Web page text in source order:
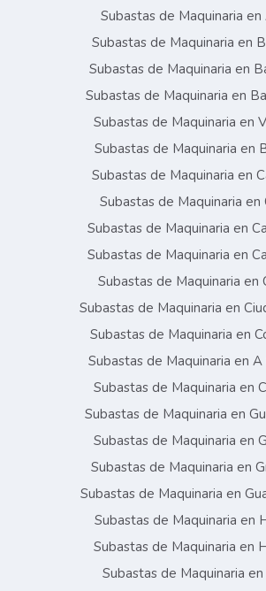
Subastas de Maquinaria en
Subastas de Maquinaria en
Subastas de Maquinaria en
Subastas de Maquinaria en
Subastas de Maquinaria en
Subastas de Maquinaria en
Subastas de Maquinaria en
Subastas de Maquinaria en
Subastas de Maquinaria en
Subastas de Maquinaria en
Subastas de Maquinaria en
Subastas de Maquinaria en
Subastas de Maquinaria en
Subastas de Maquinaria en A
Subastas de Maquinaria en
Subastas de Maquinaria en
Subastas de Maquinaria en
Subastas de Maquinaria en
Subastas de Maquinaria en
Subastas de Maquinaria en
Subastas de Maquinaria en
Subastas de Maquinaria en